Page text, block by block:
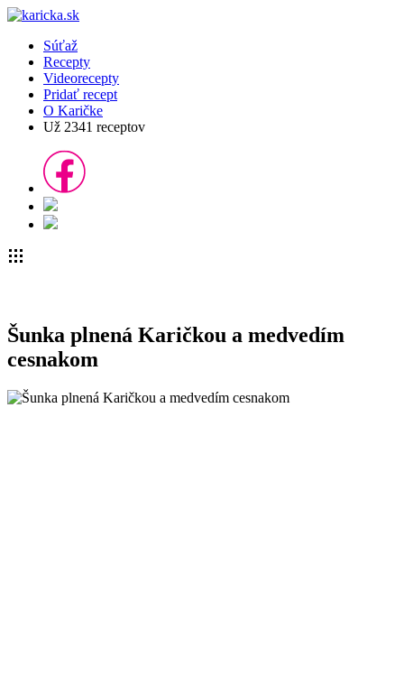
Súťaž
Recepty
Videorecepty
Pridať recept
O Karičke
Už 2341 receptov
Šunka plnená Karičkou a medvedím
cesnakom